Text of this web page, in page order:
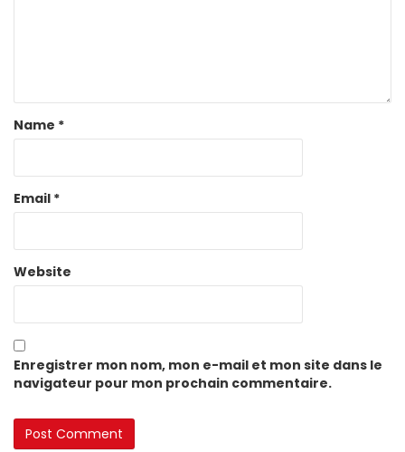
Name *
Email *
Website
Enregistrer mon nom, mon e-mail et mon site dans le
navigateur pour mon prochain commentaire.